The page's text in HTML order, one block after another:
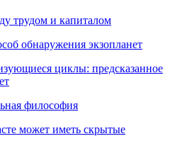
трудом и капиталом
обнаружения экзопланет
циклы: предсказанное
философия
может иметь скрытые